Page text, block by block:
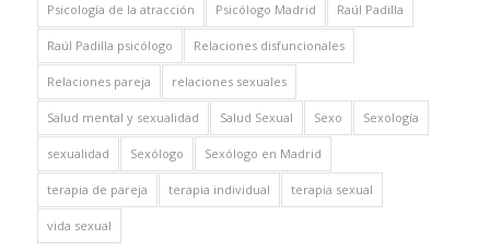
Psicología de la atracción Psicólogo Madrid Raúl Padilla
Raúl Padilla psicólogo Relaciones disfuncionales
Relaciones pareja relaciones sexuales
Salud mental y sexualidad Salud Sexual Sexo Sexología
sexualidad Sexólogo Sexólogo en Madrid
terapia de pareja terapia individual terapia sexual
vida sexual